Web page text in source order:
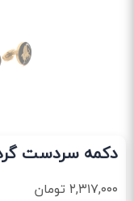
دکمه سردست
۲,۳۱۷,۰۰۰تومان